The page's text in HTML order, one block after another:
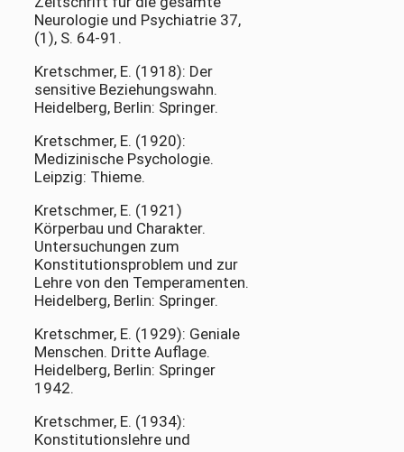
Neurologie und Psychiatrie 37,
(1), S. 64-91.
Kretschmer, E. (1918): Der
sensitive Beziehungswahn.
Heidelberg, Berlin: Springer.
Kretschmer, E. (1920):
Medizinische Psychologie.
Leipzig: Thieme.
Kretschmer, E. (1921)
Körperbau und Charakter.
Untersuchungen zum
Konstitutionsproblem und zur
Lehre von den Temperamenten.
Heidelberg, Berlin: Springer.
Kretschmer, E. (1929): Geniale
Menschen. Dritte Auflage.
Heidelberg, Berlin: Springer
1942.
Kretschmer, E. (1934):
Konstitutionslehre und